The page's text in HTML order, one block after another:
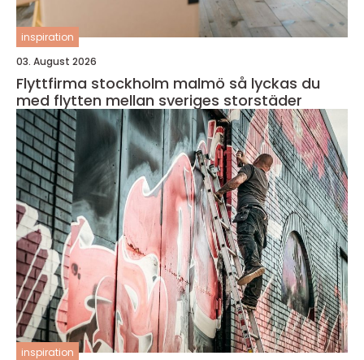
inspiration
03. August 2026
Flyttfirma stockholm malmö så lyckas du
med flytten mellan sveriges storstäder
inspiration